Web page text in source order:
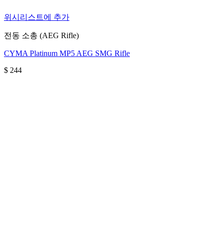
위시리스트에 추가
전동 소총 (AEG Rifle)
CYMA Platinum MP5 AEG SMG Rifle
$ 244